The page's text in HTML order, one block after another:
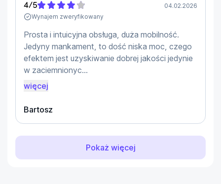
4/5
Wynajem zweryfikowany
04.02.2026
Prosta i intuicyjna obsługa, duża mobilność.
Jedyny mankament, to dość niska moc, czego
efektem jest uzyskiwanie dobrej jakości jedynie
w zaciemnionyc...
więcej
Bartosz
Pokaż więcej